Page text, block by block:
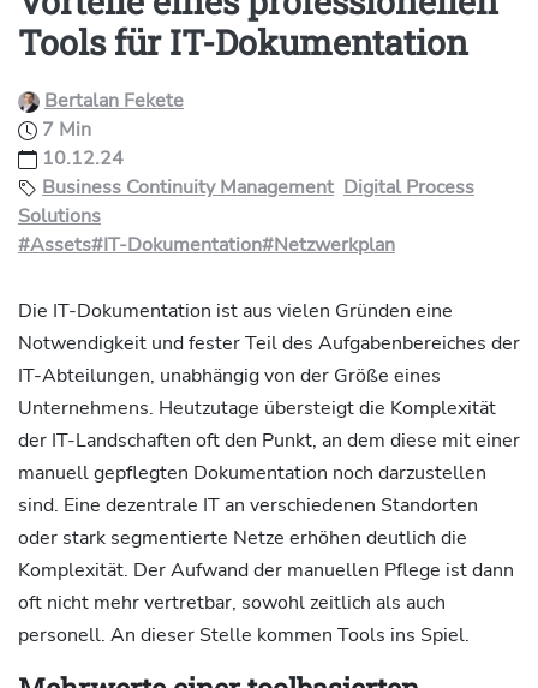
Tools für IT-Dokumentation
Bertalan Fekete
7 Min
10.12.24
Business Continuity Management Digital Process
Solutions
#Assets#IT-Dokumentation#Netzwerkplan
Die IT-Dokumentation ist aus vielen Gründen eine
Notwendigkeit und fester Teil des Aufgabenbereiches der
IT-Abteilungen, unabhängig von der Größe eines
Unternehmens. Heutzutage übersteigt die Komplexität
der IT-Landschaften oft den Punkt, an dem diese mit einer
manuell gepflegten Dokumentation noch darzustellen
sind. Eine dezentrale IT an verschiedenen Standorten
oder stark segmentierte Netze erhöhen deutlich die
Komplexität. Der Aufwand der manuellen Pflege ist dann
oft nicht mehr vertretbar, sowohl zeitlich als auch
personell. An dieser Stelle kommen Tools ins Spiel.